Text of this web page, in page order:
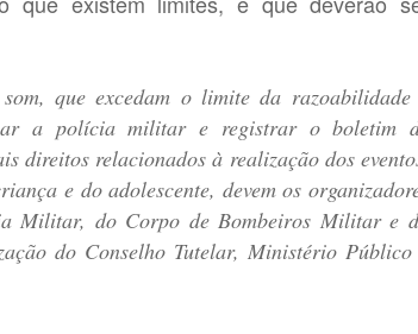
que excedam o limite da razoabilidade
a polícia militar e registrar o boletim
direitos relacionados à realização dos
e do adolescente, devem os
Militar, do Corpo de Bombeiros Militar e
do Conselho Tutelar, Ministério Público